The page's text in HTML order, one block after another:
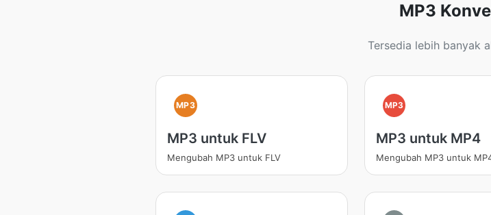
MP3
Tersedia lebih banyak
MP3
MP3 untuk FLV
Mengubah MP3 untuk FLV
MP3
MP3 untuk MP4
Mengubah MP3 untuk